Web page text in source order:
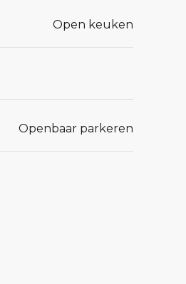
metOpen keuken
Openbaar parkeren